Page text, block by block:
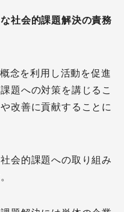
社会的課題解決の責務
念を利用し活動を促進
題への対策を講じるこ
改善に貢献することに
会的課題への取り組み